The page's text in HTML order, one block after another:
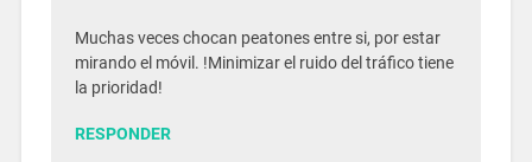
Muchas veces chocan peatones entre si, por estar
mirando el móvil. !Minimizar el ruido del tráfico tiene
la prioridad!
RESPONDER